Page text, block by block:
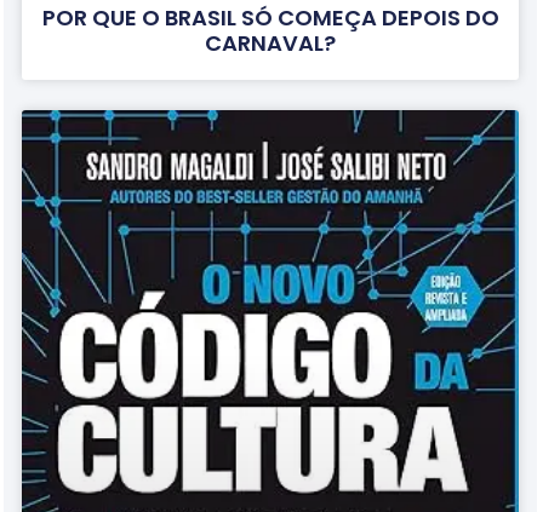
POR QUE O BRASIL SÓ COMEÇA DEPOIS DO
CARNAVAL?